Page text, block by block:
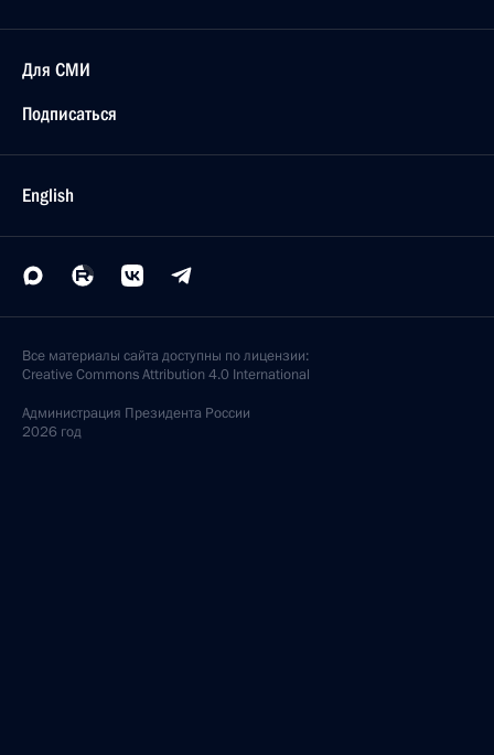
Для СМИ
Подписаться
English
Все материалы сайта доступны по лицензии:
Creative Commons Attribution 4.0 International
Администрация Президента России
2026 год